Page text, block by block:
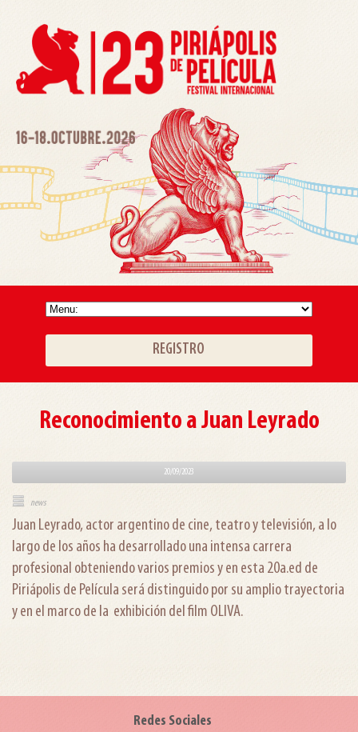
REGISTRO
Reconocimiento a Juan Leyrado
20/09/2023
news
Juan Leyrado, actor argentino de cine, teatro y televisión, a lo
largo de los años ha desarrollado una intensa carrera
profesional obteniendo varios premios y en esta 20a.ed de
Piriápolis de Película será distinguido por su amplio trayectoria
y en el marco de la exhibición del film OLIVA.
Redes Sociales